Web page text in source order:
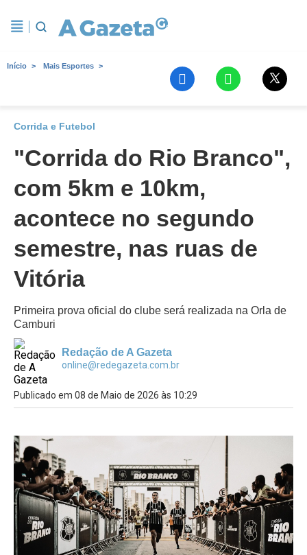
Início Mais Esportes
Corrida e Futebol
"Corrida do Rio Branco",
com 5km e 10km,
acontece no segundo
semestre, nas ruas de
Vitória
Primeira prova oficial do clube será realizada na Orla de
Camburi
Redação de A Gazeta
online@redegazeta.com.br
Publicado em 08 de Maio de 2026 às 10:29